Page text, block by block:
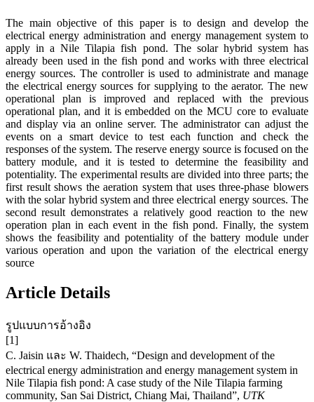
The main objective of this paper is to design and develop the
electrical energy administration and energy management system to
apply in a Nile Tilapia fish pond. The solar hybrid system has
already been used in the fish pond and works with three electrical
energy sources. The controller is used to administrate and manage
the electrical energy sources for supplying to the aerator. The new
operational plan is improved and replaced with the previous
operational plan, and it is embedded on the MCU core to evaluate
and display via an online server. The administrator can adjust the
events on a smart device to test each function and check the
responses of the system. The reserve energy source is focused on the
battery module, and it is tested to determine the feasibility and
potentiality. The experimental results are divided into three parts; the
first result shows the aeration system that uses three-phase blowers
with the solar hybrid system and three electrical energy sources. The
second result demonstrates a relatively good reaction to the new
operation plan in each event in the fish pond. Finally, the system
shows the feasibility and potentiality of the battery module under
various operation and upon the variation of the electrical energy
source
Article Details
รูปแบบการอ้างอิง
[1]
C. Jaisin และ W. Thaidech, “Design and development of the
electrical energy administration and energy management system in
Nile Tilapia fish pond: A case study of the Nile Tilapia farming
community, San Sai District, Chiang Mai, Thailand”, UTK